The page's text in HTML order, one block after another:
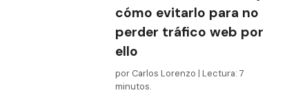
cómo evitarlo para no
perder tráfico web por
ello
por Carlos Lorenzo | Lectura: 7
minutos.